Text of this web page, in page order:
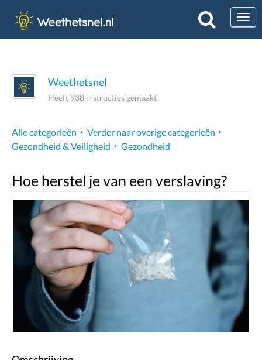
Weethetsnel
Heeft 938 instructies gemaakt
Alle categorieën
Verder naar overige categorieën
Gezondheid & Veiligheid
Gezondheid
Hoe herstel je van een verslaving?